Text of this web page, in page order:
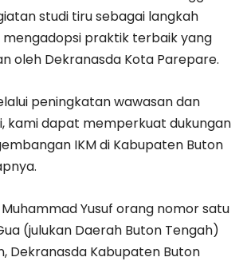
studi tiru sebagai langkah
praktik terbaik yang
oleh Dekranasda Kota Parepare.
peningkatan wawasan dan
kami dapat memperkuat dukungan
IKM di Kabupaten Buton
Yusuf orang nomor satu
(julukan Daerah Buton Tengah)
Dekranasda Kabupaten Buton